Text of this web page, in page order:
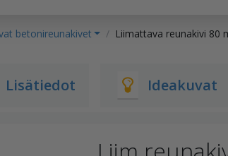
betonireunakivet Liimattava reunakivi 80
Lisätiedot Ideakuvat